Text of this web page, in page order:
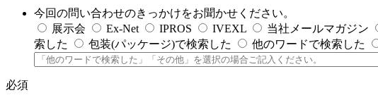
今回の問い合わせのきっかけをお聞かせください。
展示会
Ex-Net IPROS IVEXL 当社メールマガジン
索した
包装(パッケージ)で検索した 他のワードで検索した
必須